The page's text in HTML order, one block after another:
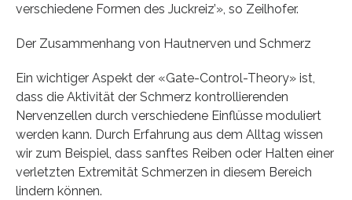
verschiedene Formen des Juckreiz’», so Zeilhofer.
Der Zusammenhang von Hautnerven und Schmerz
Ein wichtiger Aspekt der «Gate-Control-Theory» ist,
dass die Aktivität der Schmerz kontrollierenden
Nervenzellen durch verschiedene Einflüsse moduliert
werden kann. Durch Erfahrung aus dem Alltag wissen
wir zum Beispiel, dass sanftes Reiben oder Halten einer
verletzten Extremität Schmerzen in diesem Bereich
lindern können.